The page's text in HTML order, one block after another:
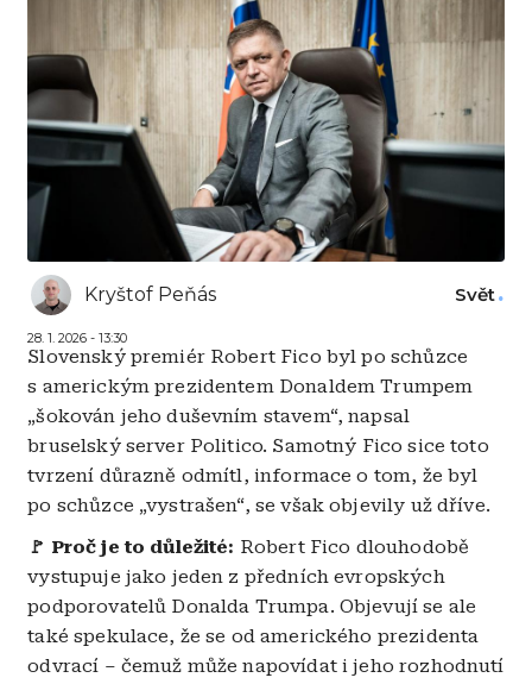
Kryštof Peňás
28. 1. 2026 - 13:30
Svět
Slovenský premiér Robert Fico byl po schůzce
s americkým prezidentem Donaldem Trumpem
„šokován jeho duševním stavem“, napsal
bruselský server Politico. Samotný Fico sice toto
tvrzení důrazně odmítl, informace o tom, že byl
po schůzce „vystrašen“, se však objevily už dříve.
🚩 Proč je to důležité: Robert Fico dlouhodobě
vystupuje jako jeden z předních evropských
podporovatelů Donalda Trumpa. Objevují se ale
také spekulace, že se od amerického prezidenta
odvrací – čemuž může napovídat i jeho rozhodnutí